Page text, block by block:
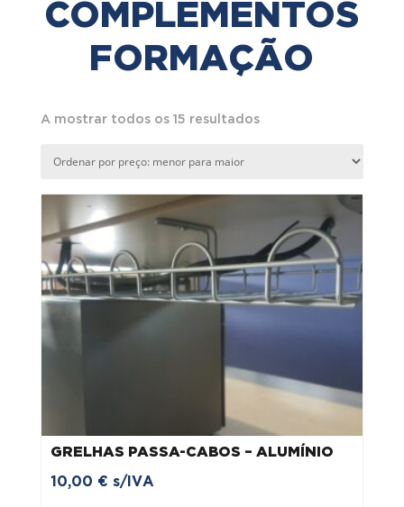
COMPLEMENTOS
FORMAÇÃO
A mostrar todos os 15 resultadosOrdenado
maior
GRELHAS PASSA-CABOS – ALUMÍNIO
10,00 € s/IVA